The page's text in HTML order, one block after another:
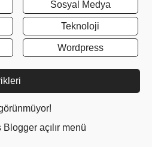
Sosyal Medya
Teknoloji
Wordpress
açılır menü